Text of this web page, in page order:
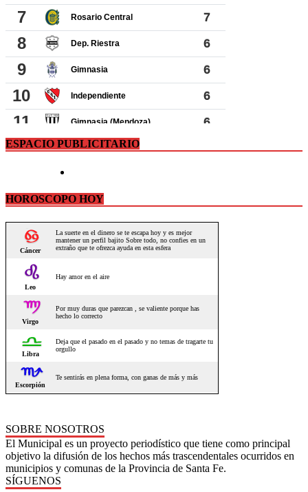
ESPACIO PUBLICITARIO
HOROSCOPO HOY
SOBRE NOSOTROS
El Municipal es un proyecto periodístico que tiene como principal
objetivo la difusión de los hechos más trascendentales ocurridos en
municipios y comunas de la Provincia de Santa Fe.
SÍGUENOS